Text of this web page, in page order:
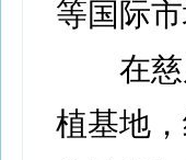
等国际
在慈周
植基地